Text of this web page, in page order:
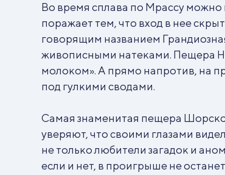
Во время сплава по Мрассу можно
поражает тем, что вход в нее
говорящим названием
живописными натеками. Пещера
молоком». А прямо напротив, на
под гулкими сводами.
Самая знаменитая пещера
уверяют, что своими глазами
не только любители загадок и
если и нет, в проигрыше не